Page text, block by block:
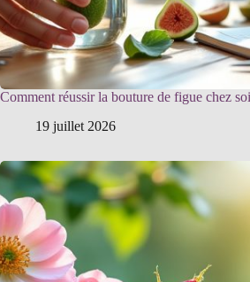
Comment réussir la bouture de figue chez
19 juillet 2026